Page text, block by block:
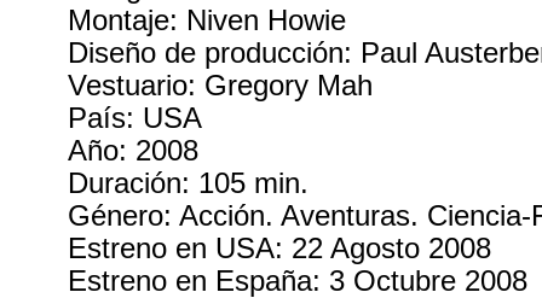
Montaje: Niven Howie
Diseño de producción: Paul
Vestuario: Gregory Mah
País: USA
Año: 2008
Duración: 105 min.
Género: Acción. Aventuras. Ciencia-
Estreno en USA: 22 Agosto 2008
Estreno en España: 3 Octubre 2008